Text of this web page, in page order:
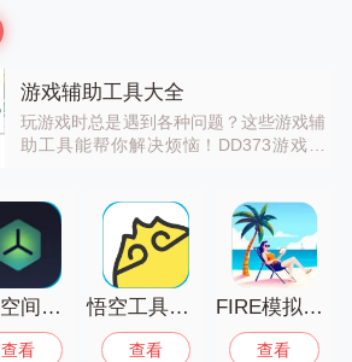
游戏辅助工具大全
玩游戏时总是遇到各种问题？这些游戏辅
助工具能帮你解决烦恼！DD373游戏交
资源；《fk和平工具箱》提供各种和平精
英的辅助功能，比如画质优化、灵敏度设
置等；《FIRE模拟器》能让你在手机上
畅玩PC端的格斗游戏；FL Studio Mobile
则是制作游戏音乐的专业工具，你可以自
己创作游戏BGM。每个工具都能提升你
的游戏体验，让玩游戏更轻松、更便捷，
游戏空间荣耀手机版
查看
悟空工具箱最新版
查看
FIRE模拟器游戏安卓版
查看